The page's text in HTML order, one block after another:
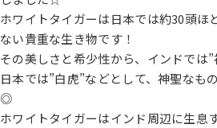
ホワイトタイガーは日本では約30頭ほ
ない貴重な生き物です！
その美しさと希少性から、インドでは
日本では”白虎”などとして、神聖なも
◎
ホワイトタイガーはインド周辺に生息